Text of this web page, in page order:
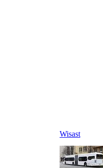
Wisast